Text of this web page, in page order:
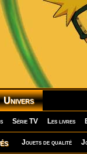
Univers
Série TV Les livres
Jouets de qualité